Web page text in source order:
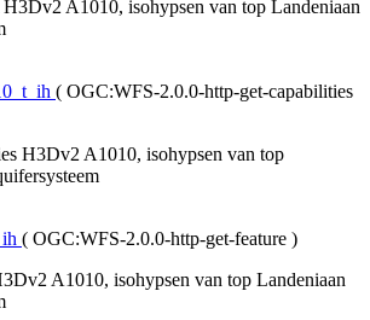
A1010, isohypsen van top Landeniaan
( OGC:WFS-2.0.0-http-get-capabilities
H3Dv2 A1010, isohypsen van top
( OGC:WFS-2.0.0-http-get-feature )
A1010, isohypsen van top Landeniaan